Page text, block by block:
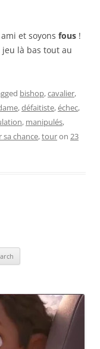
et soyons fous !
là bas tout au
bishop,cavalier,
,défaitiste,échec,
, manipulés,
sa chance,touron 23